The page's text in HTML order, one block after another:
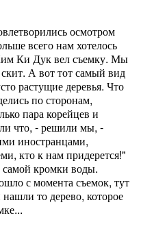
осмотром
всего нам хотелось
Ки Дук вел съемку. Мы
А вот тот самый вид
растущие деревья. Что
по сторонам,
пара корейцев и
что, - решили мы, -
иностранцами,
кто к нам придерется!"
кромки воды.
с момента съемок, тут
то дерево, которое